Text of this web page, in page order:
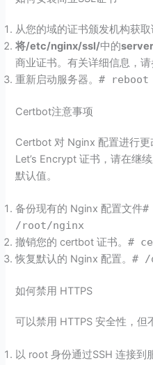
从您的域的证书颁发机构获取
将/etc/nginx/ssl/中的
商业证书。有关详细信息，请
重新启动服务器。# reboot
Certbot注意事项
Certbot 对 Nginx 配置进行
Let’s Encrypt 证书，请在继
默认值。
备份现有的 Nginx 配置文件
/root/nginx
撤销您的 certbot 证书。#
恢复默认的 Nginx 配置。# /
如何禁用 HTTPS
可以禁用 HTTPS 安全性，但
以 root 身份通过SSH 连接到